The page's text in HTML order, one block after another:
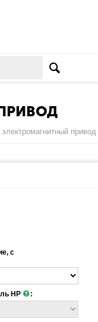
привод
с
НР :